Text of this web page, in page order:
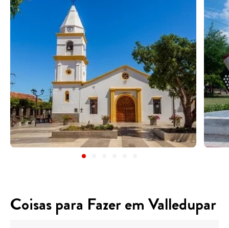
Coisas para Fazer em Valledupar